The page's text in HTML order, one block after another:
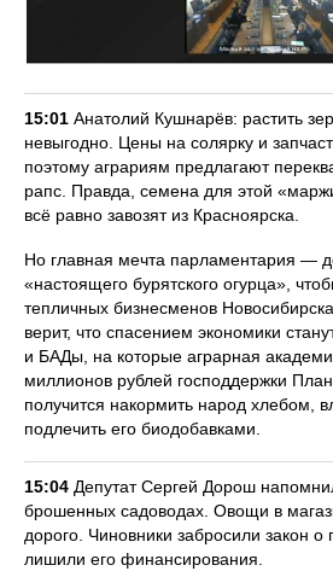
15:01 Анатолий Кушнарёв: растить
невыгодно. Цены на солярку и
поэтому аграриям предлагают
рапс. Правда, семена для этой
всё равно завозят из Красноярска.
Но главная мечта парламентария —
«настоящего бурятского огурца»,
тепличных бизнесменов
верит, что спасением экономики
и БАДы, на которые аграрная
миллионов рублей господдержки
получится накормить народ хлебом,
подлечить его биодобавками.
15:04 Депутат Сергей Дорош
брошенных садоводах. Овощи в
дорого. Чиновники забросили закон
лишили его финансирования.